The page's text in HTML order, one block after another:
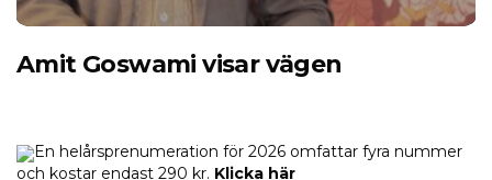
Amit Goswami visar vägen
En helårsprenumeration för 2026 omfattar fyra nummer
och kostar endast 290 kr. Klicka här